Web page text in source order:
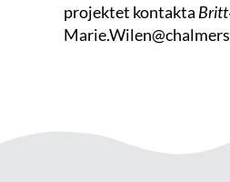
projektet kontakta